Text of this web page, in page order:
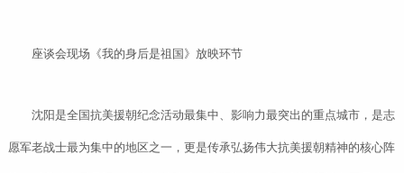
座谈会现场《我的身后是祖国》放映环节
沈阳是全国抗美援朝纪念活动最集中、影响力最突出的重点城市，是志
愿军老战士最为集中的地区之一，更是传承弘扬伟大抗美援朝精神的核心阵